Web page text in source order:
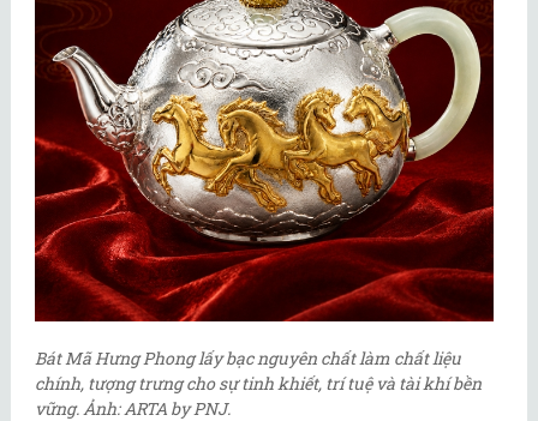
Bát Mã Hưng Phong lấy bạc nguyên chất làm chất liệu
chính, tượng trưng cho sự tinh khiết, trí tuệ và tài khí bền
vững. Ảnh: ARTA by PNJ.